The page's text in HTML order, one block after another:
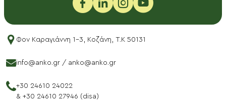
Φον Καραγιάννη 1-3, Κοζάνη, T.K 50131
info@anko.gr / anko@anko.gr
+30 24610 24022
& +30 24610 27946 (disa)